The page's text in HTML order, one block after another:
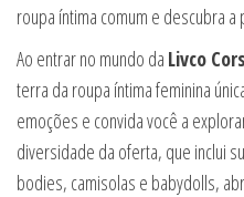
roupa íntima comum e descubra
Ao entrar no mundo da Livco
terra da roupa íntima feminina
emoções e convida você a
diversidade da oferta, que inclui
bodies, camisolas e babydolls,